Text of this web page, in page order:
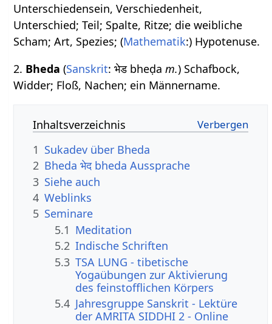
Unterschiedensein, Verschiedenheit,
Unterschied; Teil; Spalte, Ritze; die weibliche
Scham; Art, Spezies; (Mathematik:) Hypotenuse.
2. Bheda (Sanskrit: भेड bheḍam.) Schafbock,
Widder; Floß, Nachen; ein Männername.
Inhaltsverzeichnis
1 Sukadev über Bheda
2 Bheda भेद bheda Aussprache
3 Siehe auch
4 Weblinks
5 Seminare
5.1 Meditation
5.2 Indische Schriften
5.3 TSA LUNG - tibetische
Yogaübungen zur Aktivierung
des feinstofflichen Körpers
5.4 Jahresgruppe Sanskrit - Lektüre
der AMRITA SIDDHI 2 - Online